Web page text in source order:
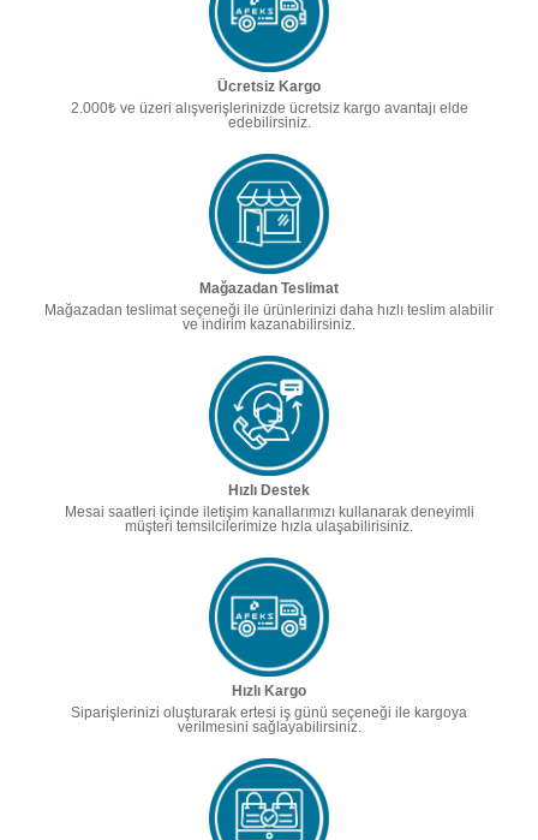
Ücretsiz Kargo
2.000₺ ve üzeri alışverişlerinizde ücretsiz kargo avantajı elde
edebilirsiniz.
Mağazadan Teslimat
Mağazadan teslimat seçeneği ile ürünlerinizi daha hızlı teslim alabilir
ve indirim kazanabilirsiniz.
Hızlı Destek
Mesai saatleri içinde iletişim kanallarımızı kullanarak deneyimli
müşteri temsilcilerimize hızla ulaşabilirisiniz.
Hızlı Kargo
Siparişlerinizi oluşturarak ertesi iş günü seçeneği ile kargoya
verilmesini sağlayabilirsiniz.